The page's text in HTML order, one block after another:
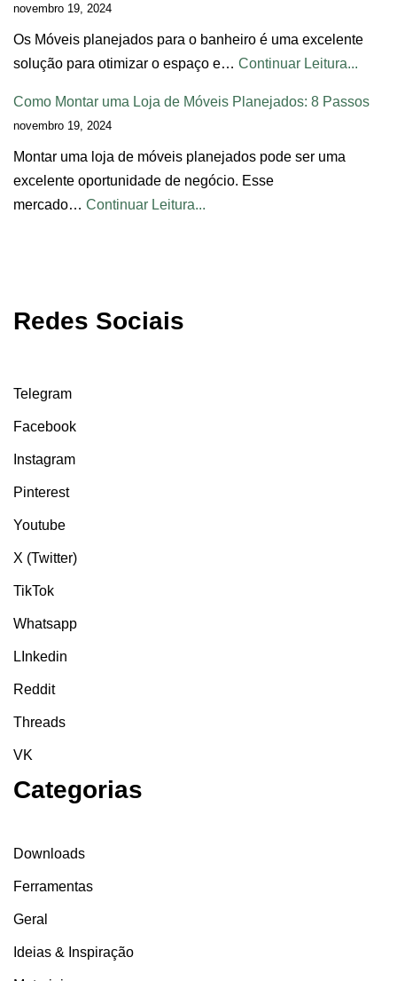
novembro 19, 2024
Os Móveis planejados para o banheiro é uma excelente
solução para otimizar o espaço e… Continuar Leitura...
Como Montar uma Loja de Móveis Planejados: 8 Passos
novembro 19, 2024
Montar uma loja de móveis planejados pode ser uma
excelente oportunidade de negócio. Esse
mercado… Continuar Leitura...
Redes Sociais
Telegram
Facebook
Instagram
Pinterest
Youtube
X (Twitter)
TikTok
Whatsapp
LInkedin
Reddit
Threads
VK
Categorias
Downloads
Ferramentas
Geral
Ideias & Inspiração